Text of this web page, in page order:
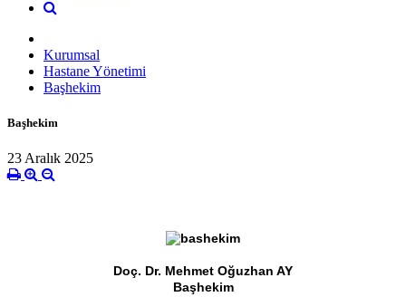
Kurumsal
Hastane Yönetimi
Başhekim
Başhekim
23 Aralık 2025
Doç. Dr. Mehmet Oğuzhan AY
Başhekim